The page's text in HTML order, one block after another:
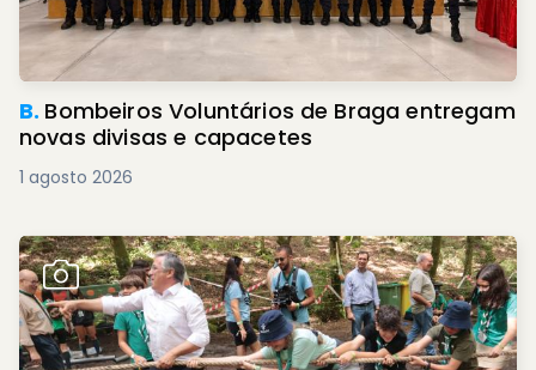
B. Bombeiros Voluntários de Braga entregam
novas divisas e capacetes
1 agosto 2026